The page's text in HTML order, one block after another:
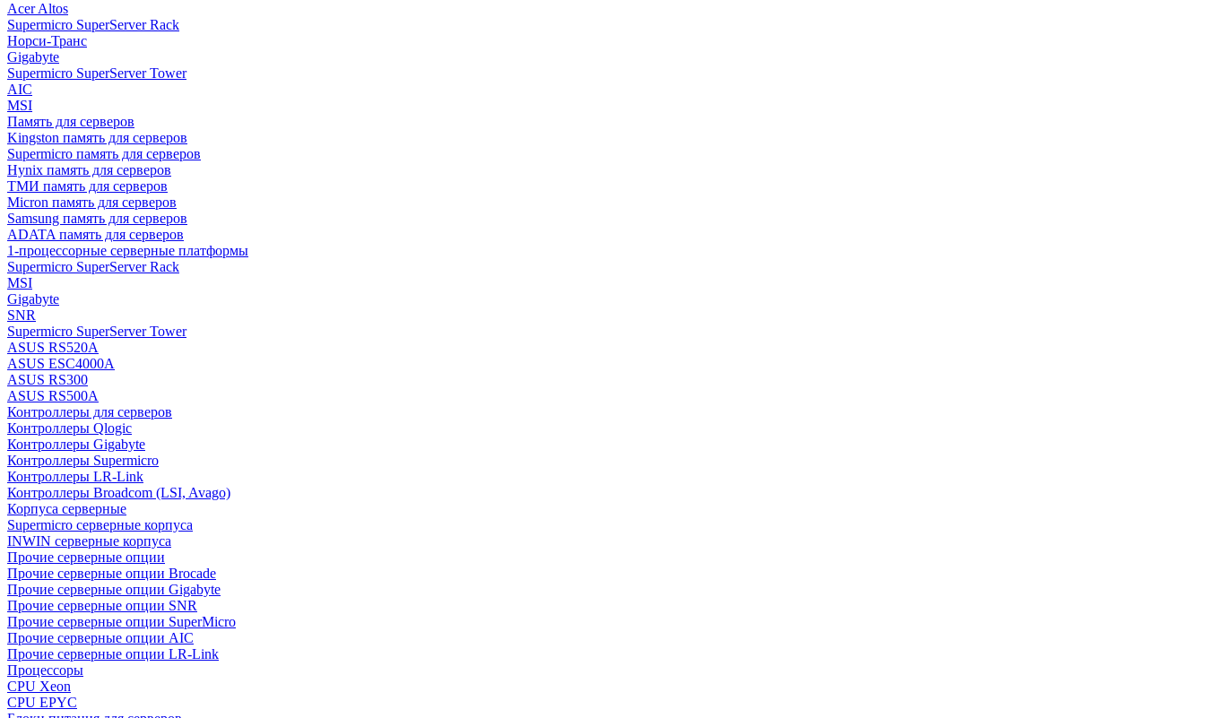
Acer Altos
Supermicro SuperServer Rack
Норси-Транс
Gigabyte
Supermicro SuperServer Tower
AIC
MSI
Память для серверов
Kingston память для серверов
Supermicro память для серверов
Hynix память для серверов
ТМИ память для серверов
Micron память для серверов
Samsung память для серверов
ADATA память для серверов
1-процессорные серверные платформы
Supermicro SuperServer Rack
MSI
Gigabyte
SNR
Supermicro SuperServer Tower
ASUS RS520A
ASUS ESC4000A
ASUS RS300
ASUS RS500A
Контроллеры для серверов
Контроллеры Qlogic
Контроллеры Gigabyte
Контроллеры Supermicro
Контроллеры LR-Link
Контроллеры Broadcom (LSI, Avago)
Корпуса серверные
Supermicro серверные корпуса
INWIN серверные корпуса
Прочие серверные опции
Прочие серверные опции Brocade
Прочие серверные опции Gigabyte
Прочие серверные опции SNR
Прочие серверные опции SuperMicro
Прочие серверные опции AIC
Прочие серверные опции LR-Link
Процессоры
CPU Xeon
CPU EPYC